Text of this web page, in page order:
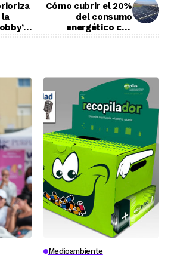
la
Cómo cubrir el 20%
del consumo
energético con
Medioambiente